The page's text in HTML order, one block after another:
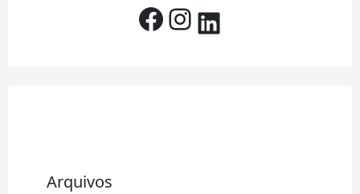
Arquivos